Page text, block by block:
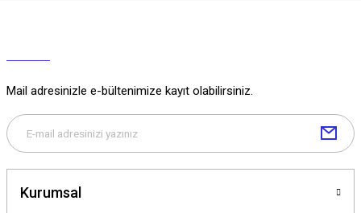
Mail adresinizle e-bültenimize kayıt olabilirsiniz.
Kurumsal